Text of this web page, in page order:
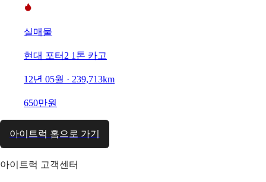
실매물
현대 포터2 1톤 카고
12년 05월 · 239,713km
650만원
아이트럭 홈으로 가기
아이트럭 고객센터